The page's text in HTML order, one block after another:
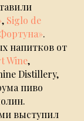
, Siglo de
.
напитков от
Wine,
Distillery,
пиво
выступил